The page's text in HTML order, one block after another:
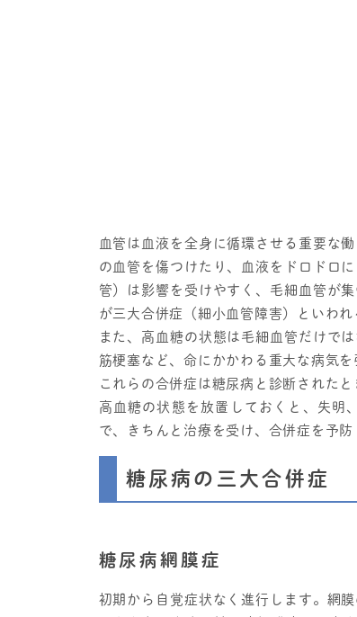
血管は血液を全身に循環させる重要な
の血管を傷つけたり、血液をドロドロ
管）は影響を受けやすく、毛細血管が
が三大合併症（細小血管障害）といわ
また、高血糖の状態は毛細血管だけで
筋梗塞など、命にかかわる重大な病気を
これらの合併症は糖尿病と診断された
高血糖の状態を放置しておくと、失明
で、きちんと治療を受け、合併症を予防
糖尿病の三大合併症
糖尿病網膜症
初期から自覚症状なく進行します。網